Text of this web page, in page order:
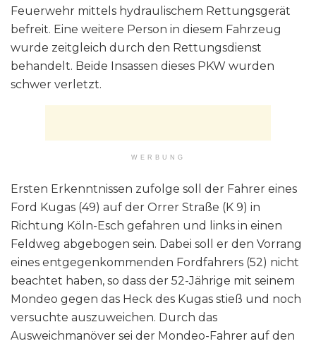
Feuerwehr mittels hydraulischem Rettungsgerät
befreit. Eine weitere Person in diesem Fahrzeug
wurde zeitgleich durch den Rettungsdienst
behandelt. Beide Insassen dieses PKW wurden
schwer verletzt.
WERBUNG
Ersten Erkenntnissen zufolge soll der Fahrer eines
Ford Kugas (49) auf der Orrer Straße (K 9) in
Richtung Köln-Esch gefahren und links in einen
Feldweg abgebogen sein. Dabei soll er den Vorrang
eines entgegenkommenden Fordfahrers (52) nicht
beachtet haben, so dass der 52-Jährige mit seinem
Mondeo gegen das Heck des Kugas stieß und noch
versuchte auszuweichen. Durch das
Ausweichmanöver sei der Mondeo-Fahrer auf den